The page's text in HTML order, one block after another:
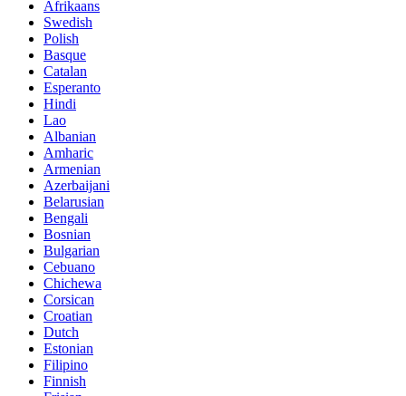
Afrikaans
Swedish
Polish
Basque
Catalan
Esperanto
Hindi
Lao
Albanian
Amharic
Armenian
Azerbaijani
Belarusian
Bengali
Bosnian
Bulgarian
Cebuano
Chichewa
Corsican
Croatian
Dutch
Estonian
Filipino
Finnish